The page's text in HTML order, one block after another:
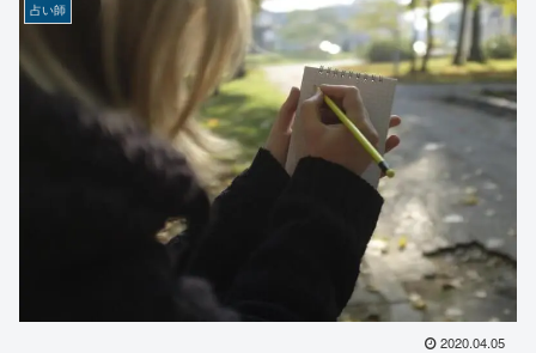
占い師
2020.04.05